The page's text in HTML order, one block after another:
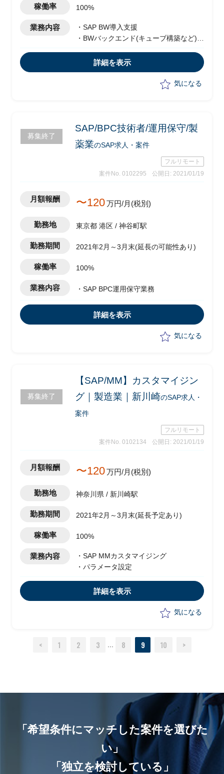
稼働率 100%
業務内容
・SAP BW導入支援
・BWバックエンド(キューブ構築など)
詳細を表示
気になる
募集終了
SAP/BPC技術者/運用保守/製
薬業のSAP求人・案件
フルリモート
案件No. 0102295
公開日: 2021/01/19
月額報酬 〜120万円/月(税別)
勤務地 東京都 港区 / 神谷町駅
勤務期間 2021年2月～3月末(延長の可能性あり)
稼働率 100%
業務内容 ・SAP BPC運用保守業務
詳細を表示
気になる
募集終了
【SAP/MM】カスタマイジン
グ｜製造業｜新川崎のSAP求人・
案件
フルリモート
案件No. 0102134
公開日: 2021/01/19
月額報酬 〜120万円/月(税別)
勤務地 神奈川県 / 新川崎駅
勤務期間 2021年2月～3月末(延長予定あり)
稼働率 100%
業務内容
・SAP MMカスタマイジング
・パラメータ設定
詳細を表示
気になる
< 1 2 3 ... 8 9 10 >
「希望条件にマッチした案件を選びた
い」
「独立を検討している」